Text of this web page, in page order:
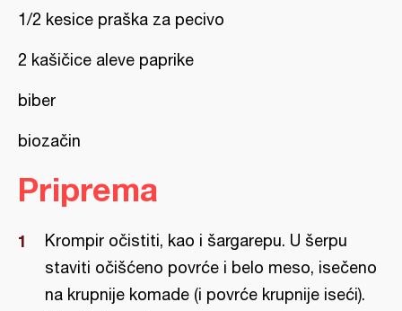
1/2 kesice praška za pecivo
2 kašičice aleve paprike
biber
biozačin
Priprema
Krompir očistiti, kao i šargarepu. U šerpu
staviti očišćeno povrće i belo meso, isečeno
na krupnije komade (i povrće krupnije iseći).